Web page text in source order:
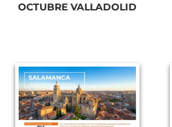
OCTUBRE VALLADOLID